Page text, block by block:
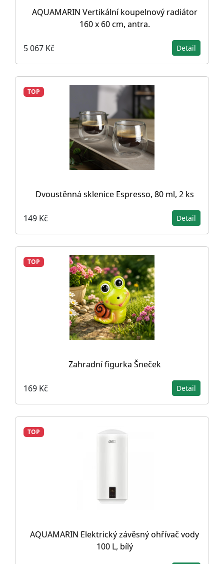
AQUAMARIN Vertikální koupelnový radiátor
160 x 60 cm, antra.
5 067 Kč Detail
TOP
Dvoustěnná sklenice Espresso, 80 ml, 2 ks
149 Kč Detail
TOP
Zahradní figurka Šneček
169 Kč Detail
TOP
AQUAMARIN Elektrický závěsný ohřívač vody
100 L, bílý